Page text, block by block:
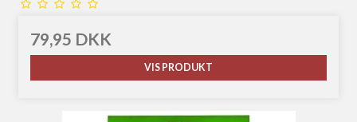
79,95 DKK
VIS PRODUKT